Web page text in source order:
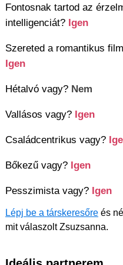
Fontosnak tartod az
intelligenciát? Igen
Szereted a romantikus
Igen
Hétalvó vagy? Nem
Vallásos vagy? Igen
Családcentrikus vagy?
Bőkezű vagy? Igen
Pesszimista vagy? Igen
Lépj be a társkeresőre és
mit válaszolt Zsuzsanna.